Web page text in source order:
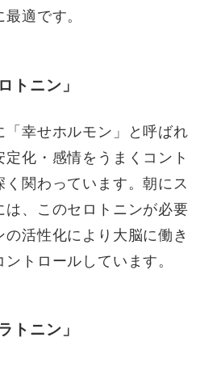
適です。
トニン」
「幸せホルモン」と呼ばれ
定化・感情をうまくコント
く関わっています。朝にス
は、このセロトニンが必要
活性化により大脳に働き
トロールしています。
トニン」